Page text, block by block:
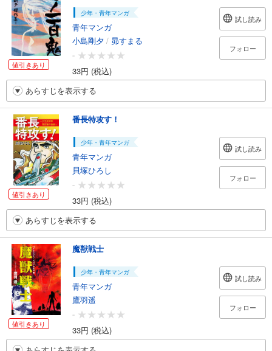
値引きあり
少年・青年マンガ
青年マンガ
小島剛夕 / 昴すまる
-
33円 (税込)
試し読み
フォロー
あらすじを表示する
値引きあり
番長特攻す！
少年・青年マンガ
青年マンガ
貝塚ひろし
-
33円 (税込)
試し読み
フォロー
あらすじを表示する
値引きあり
魔獣戦士
少年・青年マンガ
青年マンガ
鷹羽遥
-
33円 (税込)
試し読み
フォロー